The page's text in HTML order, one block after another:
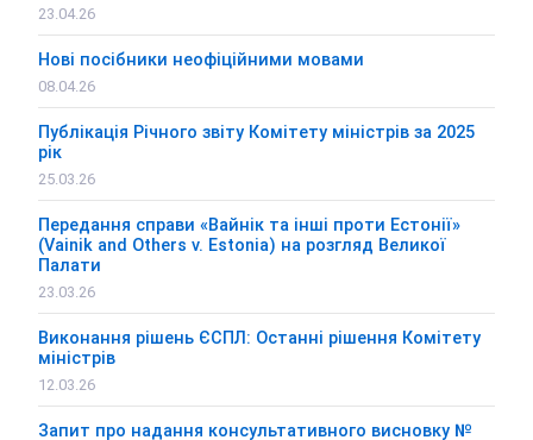
23.04.26
Нові посібники неофіційними мовами
08.04.26
Публікація Річного звіту Комітету міністрів за 2025
рік
25.03.26
Передання справи «Вайнік та інші проти Естонії»
(Vainik and Others v. Estonia) на розгляд Великої
Палати
23.03.26
Виконання рішень ЄСПЛ: Останні рішення Комітету
міністрів
12.03.26
Запит про надання консультативного висновку №